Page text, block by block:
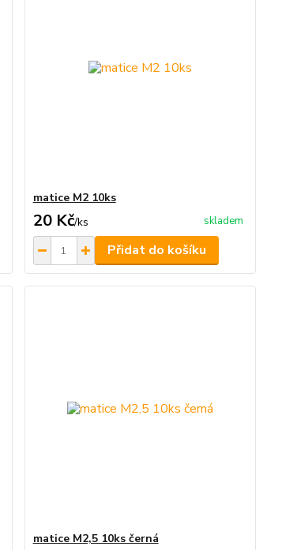
matice M2 10ks
20 Kč/ks skladem
Přidat do košíku
matice M2,5 10ks černá